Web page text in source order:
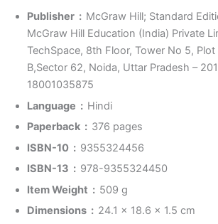
Publisher ‏ : ‎ McGraw Hill; Standard
McGraw Hill Education (India) Private
TechSpace, 8th Floor, Tower No 5,
B,Sector 62, Noida, Uttar Pradesh –
18001035875
Language ‏ : ‎ Hindi
Paperback ‏ : ‎ 376 pages
ISBN-10 ‏ : ‎ 9355324456
ISBN-13 ‏ : ‎ 978-9355324450
Item Weight ‏ : ‎ 509 g
Dimensions ‏ : ‎ 24.1 x 18.6 x 1.5 cm